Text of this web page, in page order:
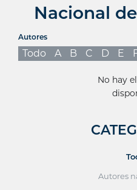
Nacional
Autores
Todo A B C D E
No hay
Autores